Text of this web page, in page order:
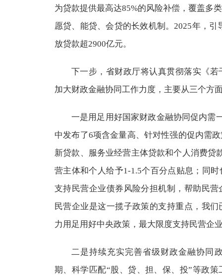
为贷款提供最高达85%的风险补偿，覆盖多
愿贷、能贷、会贷的长效机制。2025年，
放贷款超2900亿元。
下一步，省财政厅将认真贯彻落实《
加大财政金融协同工作力度，主要从三个方
一是用足用好国家财政金融协同促内需
中发布了6项含金量高、针对性强的促内需
新贷款、服务业经营主体贷款和个人消费贷
营主体和个人给予1-1.5个百分点贴息；同
支持民营企业债券风险分担机制，帮助民
民营企业是这一揽子政策的支持重点，我
力用足用好中央政策，最大限度支持民营企
二是持续充实完善省级财政金融协同
期、科学匹配“股、贷、担、保、投”等政